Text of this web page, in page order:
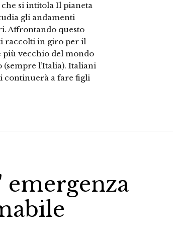
si intitola Il pianeta
gli andamenti
Affrontando questo
raccolti in giro per il
più vecchio del mondo
(sempre l’Italia). Italiani
continuerà a fare figli
emergenza